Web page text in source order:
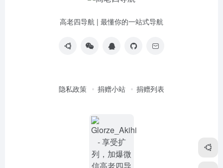
高老四导航 | 最懂你的一站式导航
隐私政策 捐赠小站 捐赠列表